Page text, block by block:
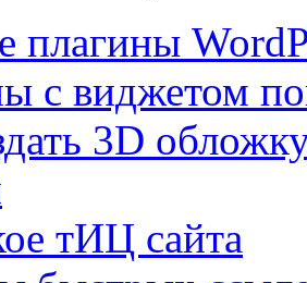
с виджетом
3D
тИЦ сайта